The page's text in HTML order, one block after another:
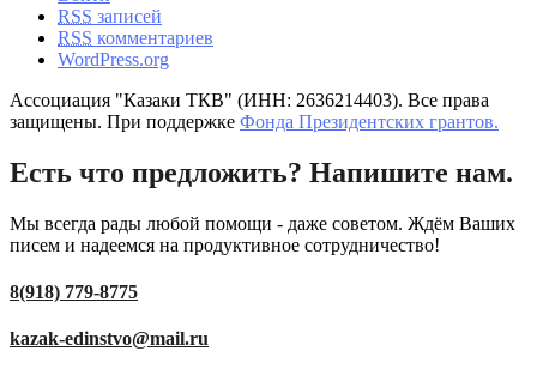
RSS записей
RSS комментариев
WordPress.org
Ассоциация "Казаки ТКВ" (ИНН: 2636214403). Все права
защищены. При поддержке Фонда Президентских грантов.
Есть что предложить? Напишите нам.
Мы всегда рады любой помощи - даже советом. Ждём Ваших
писем и надеемся на продуктивное сотрудничество!
8(918) 779-8775
kazak-edinstvo@mail.ru